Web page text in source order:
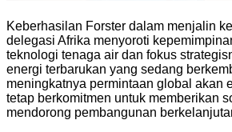
Keberhasilan Forster dalam menjalin
delegasi Afrika menyoroti
teknologi tenaga air dan fokus
energi terbarukan yang sedang
meningkatnya permintaan global akan
tetap berkomitmen untuk memberikan
mendorong pembangunan